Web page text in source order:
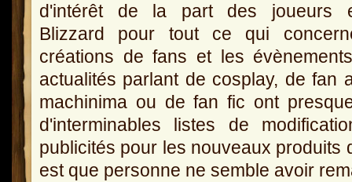
d'intérêt de la part des joueurs
Blizzard pour tout ce qui
créations de fans et les
actualités parlant de cosplay, de fan
machinima ou de fan fic ont
d'interminables listes de
publicités pour les nouveaux produits
est que personne ne semble avoir